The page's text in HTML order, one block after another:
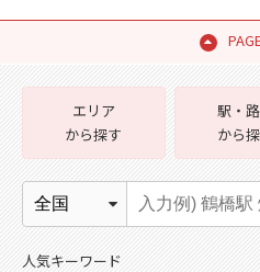
エリア
から探す
駅・
から
人気キーワード